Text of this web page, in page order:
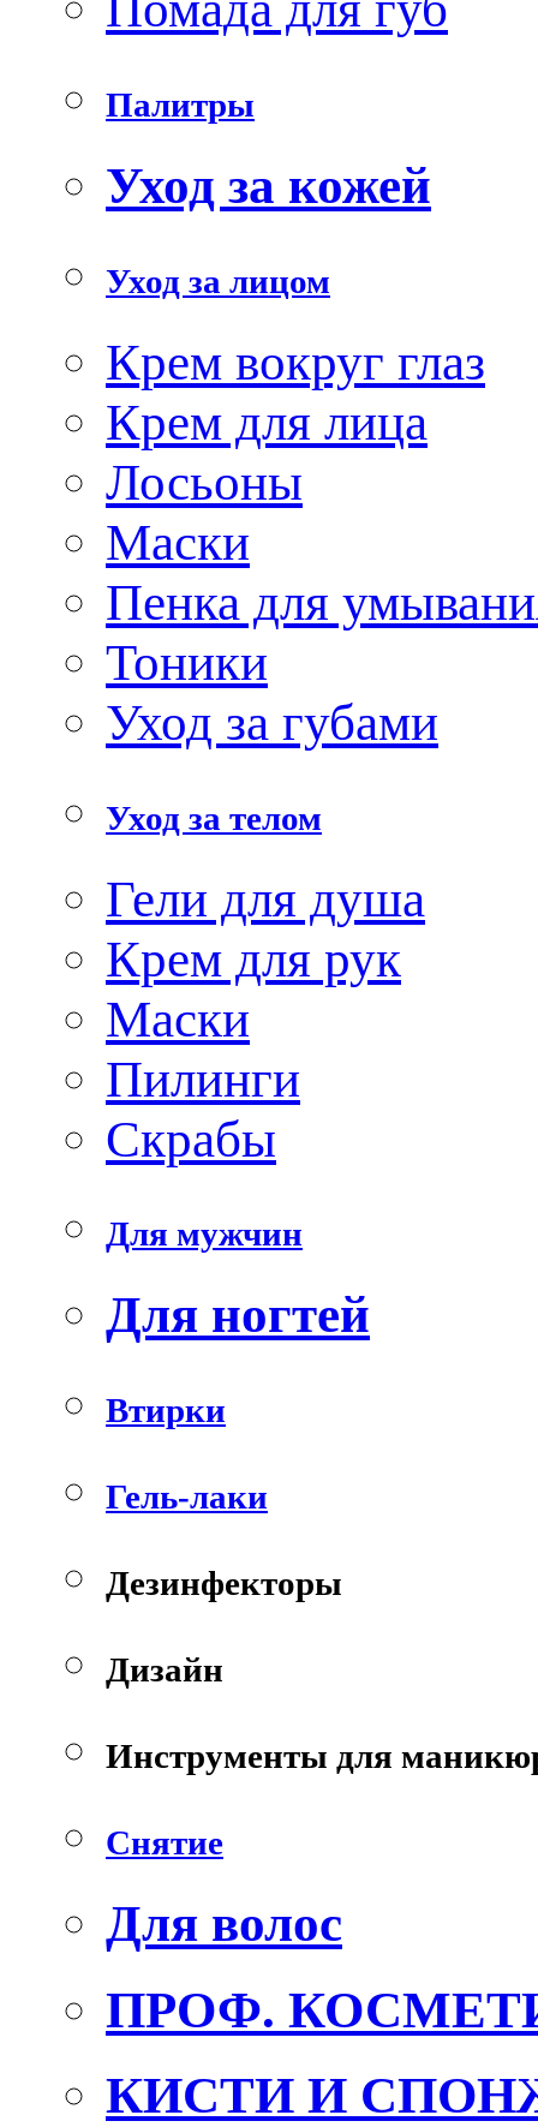
Палитры
Уход за кожей
Уход за лицом
Крем вокруг глаз
Крем для лица
Лосьоны
Маски
Пенка для
Тоники
Уход за губами
Уход за телом
Гели для душа
Крем для рук
Маски
Пилинги
Скрабы
Для мужчин
Для ногтей
Втирки
Гель-лаки
Дезинфекторы
Дизайн
Инструменты для
Снятие
Для волос
ПРОФ.
КИСТИ И